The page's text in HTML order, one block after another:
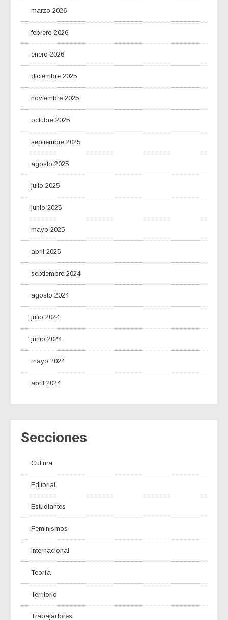
marzo 2026
febrero 2026
enero 2026
diciembre 2025
noviembre 2025
octubre 2025
septiembre 2025
agosto 2025
julio 2025
junio 2025
mayo 2025
abril 2025
septiembre 2024
agosto 2024
julio 2024
junio 2024
mayo 2024
abril 2024
Secciones
Cultura
Editorial
Estudiantes
Feminismos
Internacional
Teoría
Territorio
Trabajadores